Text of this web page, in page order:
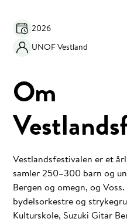
Om
Vestlandsfestivalen er et
samler 250–300 barn og
Bergen og omegn, og
bydelsorkestre og
Kulturskole, Suzuki Gitar
2026
UNOF Vestland